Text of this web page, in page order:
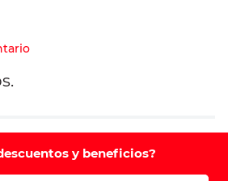
y beneficios?